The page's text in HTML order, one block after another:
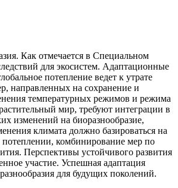
Как отмечается в Специальном
для экосистем. Адаптационные
потепление ведет к утрате
направленных на сохранение и
температурных режимов и режима
мир, требуют интеграции в
изменений на биоразнообразие,
климата должно базироваться на
комбинирование мер по
Перспективы устойчивого развития
участие. Успешная адаптация
для будущих поколений.